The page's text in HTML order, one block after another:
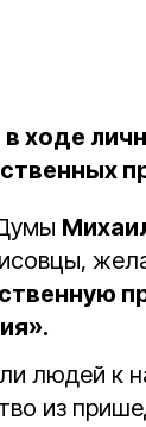
ходе
людей к
из